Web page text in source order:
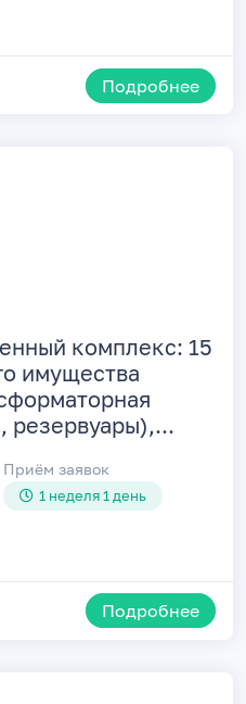
Подробнее
комплекс: 15
имущества
резервуары),...
Приём заявок
1 неделя 1 день
Подробнее